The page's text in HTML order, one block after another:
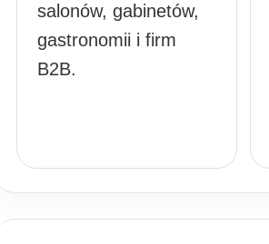
salonów, gabinetów,
gastronomii i firm
B2B.